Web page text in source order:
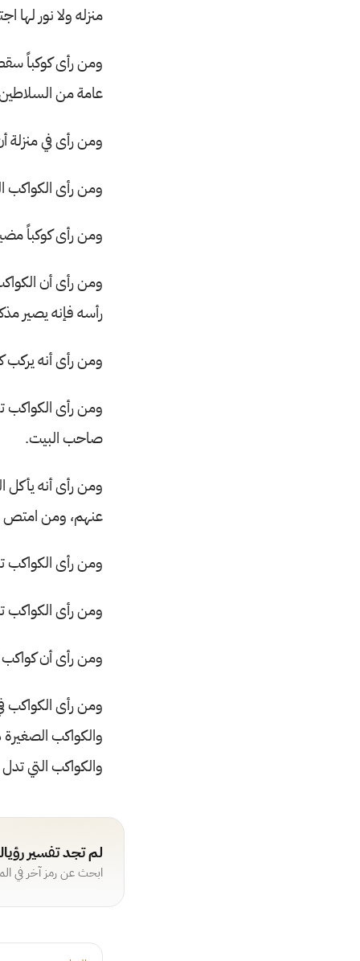
منزله ولا نور
ومن رأى كوكباً
عامة من
ومن رأى في منزلة
ومن رأى الكواكب
ومن رأى كوكباً
ومن رأى أن
رأسه فإنه يصير
ومن رأى أنه يركب
ومن رأى
صاحب البيت.
ومن رأى أنه يأكل
عنهم، ومن امتص
ومن رأى الكواكب
ومن رأى
ومن رأى أن
ومن رأى الكواكب
والكواكب
والكواكب التي
لم تجد تفسير
ابحث عن رمز آخر في